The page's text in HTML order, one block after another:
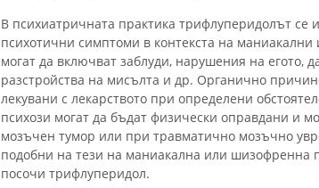
В психиатричната практика трифлуперидолът се
психотични симптоми в контекста на
могат да включват заблуди, нарушения на егото,
разстройства на мисълта и др. Органично
лекувани с лекарството при определени
психози могат да бъдат физически оправдани и
мозъчен тумор или при травматично мозъчно
подобни на тези на маниакална или шизофренна
посочи трифлуперидол.